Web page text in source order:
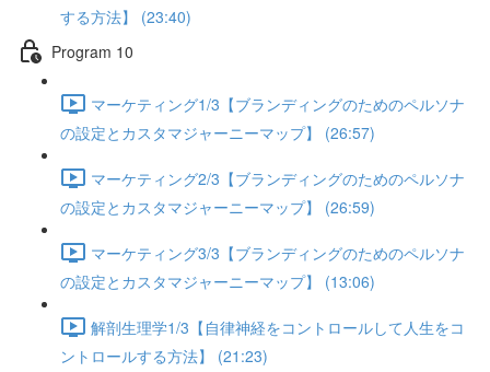
する方法】 (23:40)
Program 10
マーケティング1/3【ブランディングのためのペルソナ
の設定とカスタマジャーニーマップ】 (26:57)
マーケティング2/3【ブランディングのためのペルソナ
の設定とカスタマジャーニーマップ】 (26:59)
マーケティング3/3【ブランディングのためのペルソナ
の設定とカスタマジャーニーマップ】 (13:06)
解剖生理学1/3【自律神経をコントロールして人生をコ
ントロールする方法】 (21:23)